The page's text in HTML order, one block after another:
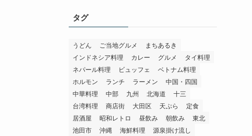
タグ
うどん ご当地グルメ
まちあるき
インドネシア料理
カレー グルメ
タイ料理
ネパール料理
ビュッフェ
ベトナム料理
ホルモン
ランチ ラーメン
中国・四国
中華料理
中部 九州 北海道
十三
台湾料理
商店街 大田区 天ぷら
定食
居酒屋
昭和レトロ 昼飲み 朝飲み
東北
池田市
沖縄 海鮮料理
源泉掛け流し